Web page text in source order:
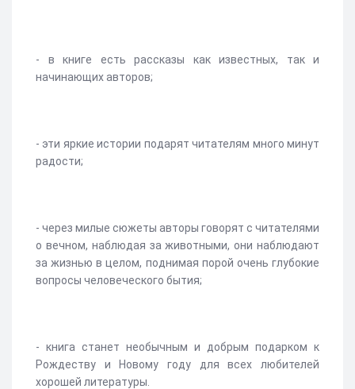
- в книге есть рассказы как известных, так и
начинающих авторов;
- эти яркие истории подарят читателям много минут
радости;
- через милые сюжеты авторы говорят с читателями
о вечном, наблюдая за животными, они наблюдают
за жизнью в целом, поднимая порой очень глубокие
вопросы человеческого бытия;
- книга станет необычным и добрым подарком к
Рождеству и Новому году для всех любителей
хорошей литературы.